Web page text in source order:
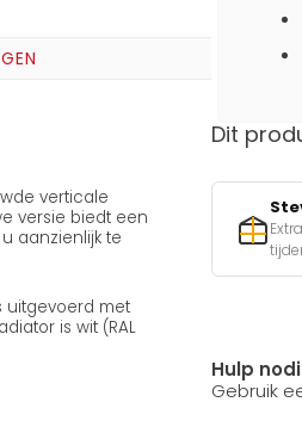
verticale
versie biedt een
aanzienlijk te
uitgevoerd met
is wit (RAL
Dit
Hulp
Gebruik